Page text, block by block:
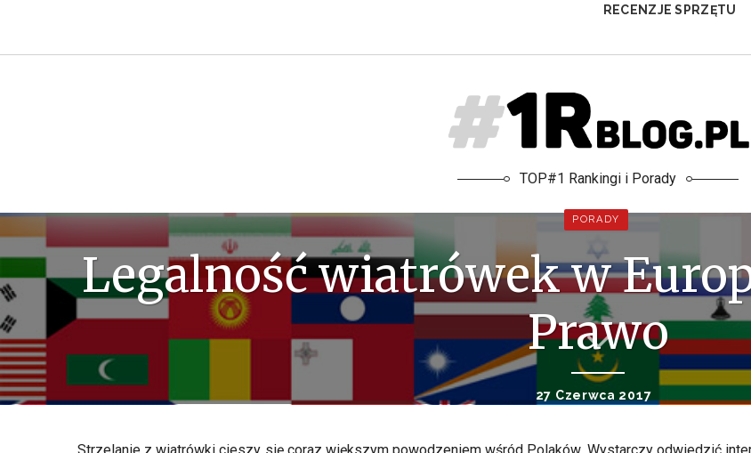
RECENZJE SPRZĘTU
TOP#1 Rankingi i Porady
PORADY
Legalność wiatrówek w
Prawo
27 Czerwca 2017